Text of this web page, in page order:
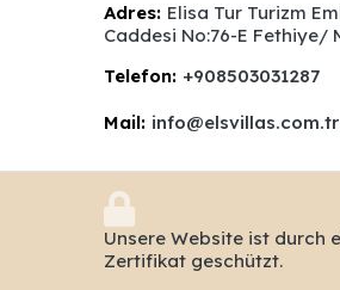
Adres: Elisa Tur Turizm
Caddesi No:76-E Fethiye/
Telefon: +908503031287
Mail: info@elsvillas.com.tr
Unsere Website ist durch
Zertifikat geschützt.